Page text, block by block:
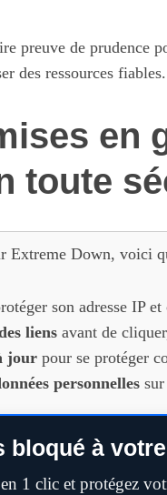
preuve de prudence
des ressources fiables.
en
toute
Extreme Down, voici
son adresse IP
liens avant de
jour pour se protéger
personnelles
bloqué à
1 clic et protégez